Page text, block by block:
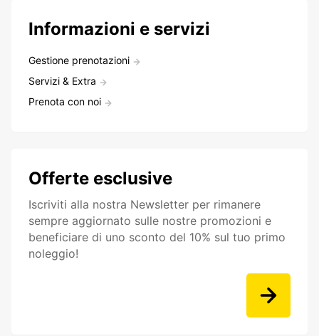
Informazioni e servizi
Gestione prenotazioni
Servizi & Extra
Prenota con noi
Offerte esclusive
Iscriviti alla nostra Newsletter per rimanere
sempre aggiornato sulle nostre promozioni e
beneficiare di uno sconto del 10% sul tuo primo
noleggio!